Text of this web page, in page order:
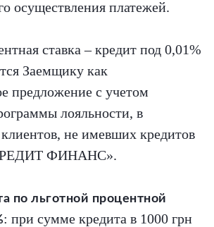
осуществления платежей.
ставка – кредит под 0,01%
Заемщику как
предложение с учетом
лояльности, в
не имевших кредитов
ФИНАНС».
по льготной процентной
: при сумме кредита в 1000 грн